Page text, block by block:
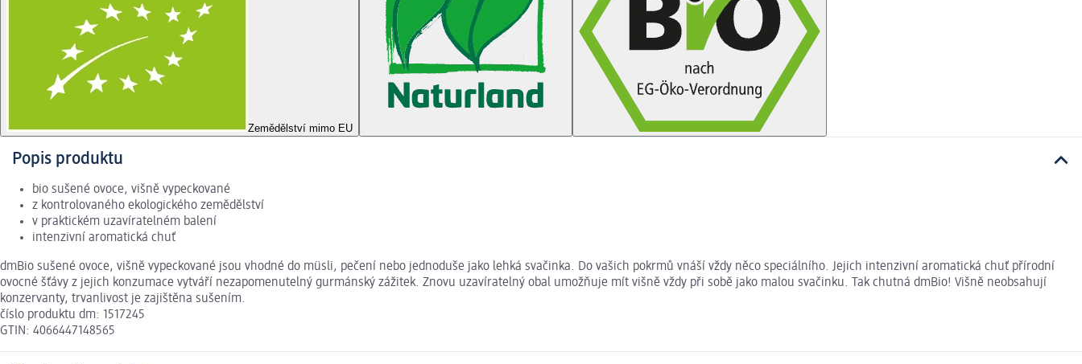
Zemědělství mimo EU
Popis produktu
bio sušené ovoce, višně vypeckované
z kontrolovaného ekologického zemědělství
v praktickém uzavíratelném balení
intenzivní aromatická chuť
dmBio sušené ovoce, višně vypeckované jsou vhodné do müsli, pečení nebo jednoduše jako lehká svačinka. Do vašich pokrmů vnáší vždy něco speciálního. Jejich intenzivní aromatická chuť přírodní
ovocné šťávy z jejich konzumace vytváří nezapomenutelný gurmánský zážitek. Znovu uzavíratelný obal umožňuje mít višně vždy při sobě jako malou svačinku. Tak chutná dmBio! Višně neobsahují
konzervanty, trvanlivost je zajištěna sušením.
číslo produktu dm: 1517245
GTIN: 4066447148565